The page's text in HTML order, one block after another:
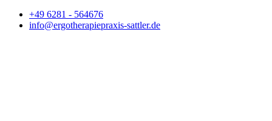
+49 6281 - 564676
info@ergotherapiepraxis-sattler.de